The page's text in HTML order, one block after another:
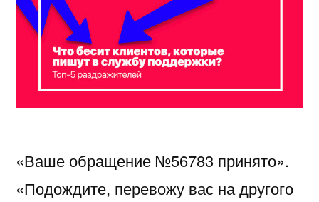
«Ваше обращение №56783 принято».
«Подождите, перевожу вас на другого